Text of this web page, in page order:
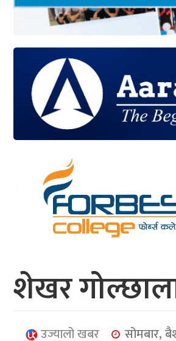
राजनीति
आर्थिक
मनोरञ्जन
युनिकोड
शेखर
उज्यालो खबर सोमबार,